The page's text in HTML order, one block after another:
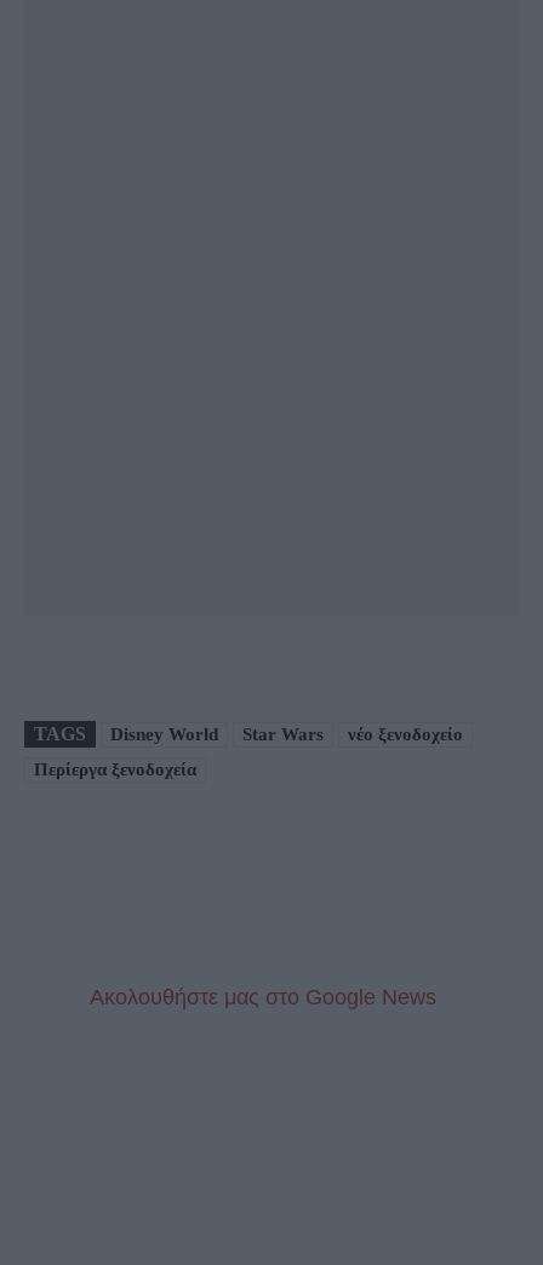
TAGS Disney World Star Wars
νέο ξενοδοχείο
Περίεργα ξενοδοχεία
Aκολουθήστε μας στo Google News